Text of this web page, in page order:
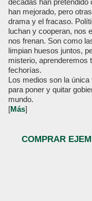
décadas han
han mejorado, pero
drama y el fracaso.
luchan y cooperan, nos
nos frenan. Son como
limpian huesos juntos,
misterio, aprenderemos
fechorías.
Los medios son la
para poner y quitar
mundo.
[Más]
COMPRAR